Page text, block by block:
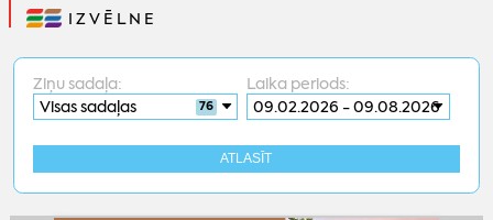
IZVĒLNE
Ziņu sadaļa:
76
Laika periods:
09.02.2026 - 09.08.2026
ATLASĪT